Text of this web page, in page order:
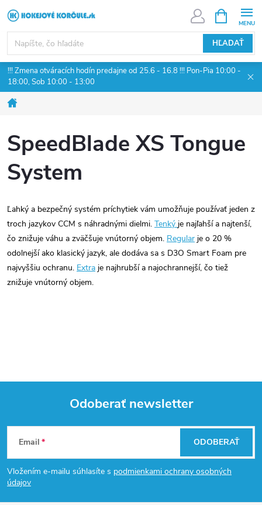
Prejsť
na
obsah
HĽADAŤ
KOŠÍK
!!! Zmena otváracích hodín predajne od 25.6 - 16.8 !!! Pon-Pia 10:00 -
18:00, Sob 10:00 - 13:00
SpeedBlade XS Tongue
System
Ľahký a bezpečný systém príchytiek vám umožňuje používať jeden z
troch jazykov CCM s náhradnými dielmi. Tenký je najľahší a najtenší,
čo znižuje váhu a zväčšuje vnútorný objem. Regular je o 20 %
odolnejší ako klasický jazyk, ale dodáva sa s D3O Smart Foam pre
najvyššiu ochranu. Extra je najhrubší a najochrannejší, čo tiež
znižuje vnútorný objem.
Z
á
p
Odoberať newsletter
Email
Vložením e-mailu súhlasíte s podmienkami ochrany osobných
údajov
ODOBERAŤ